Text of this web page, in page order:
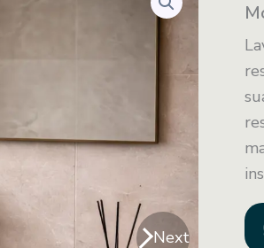
Next